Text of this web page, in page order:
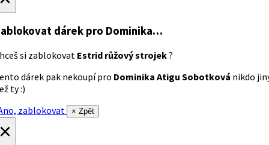
dárek pro Dominika…
si zablokovat Estrid růžový strojek?
dárek pak nekoupí pro Dominika Atigu Sobotková nikdo
ty :)
zablokovat
× Zpět